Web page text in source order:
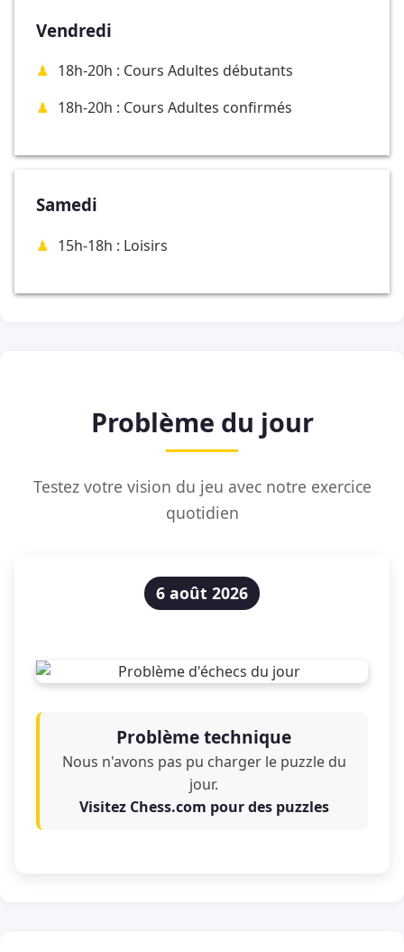
Vendredi
18h-20h : Cours Adultes débutants
18h-20h : Cours Adultes confirmés
Samedi
15h-18h : Loisirs
Problème du jour
Testez votre vision du jeu avec notre exercice
quotidien
6 août 2026
Problème technique
Nous n'avons pas pu charger le puzzle du
jour.
Visitez Chess.com pour des puzzles